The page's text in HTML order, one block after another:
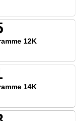
12K
14K